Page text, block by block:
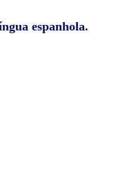
espanhola.